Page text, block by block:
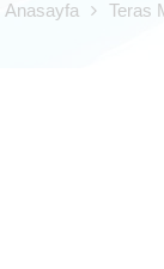
Anasayfa Teras